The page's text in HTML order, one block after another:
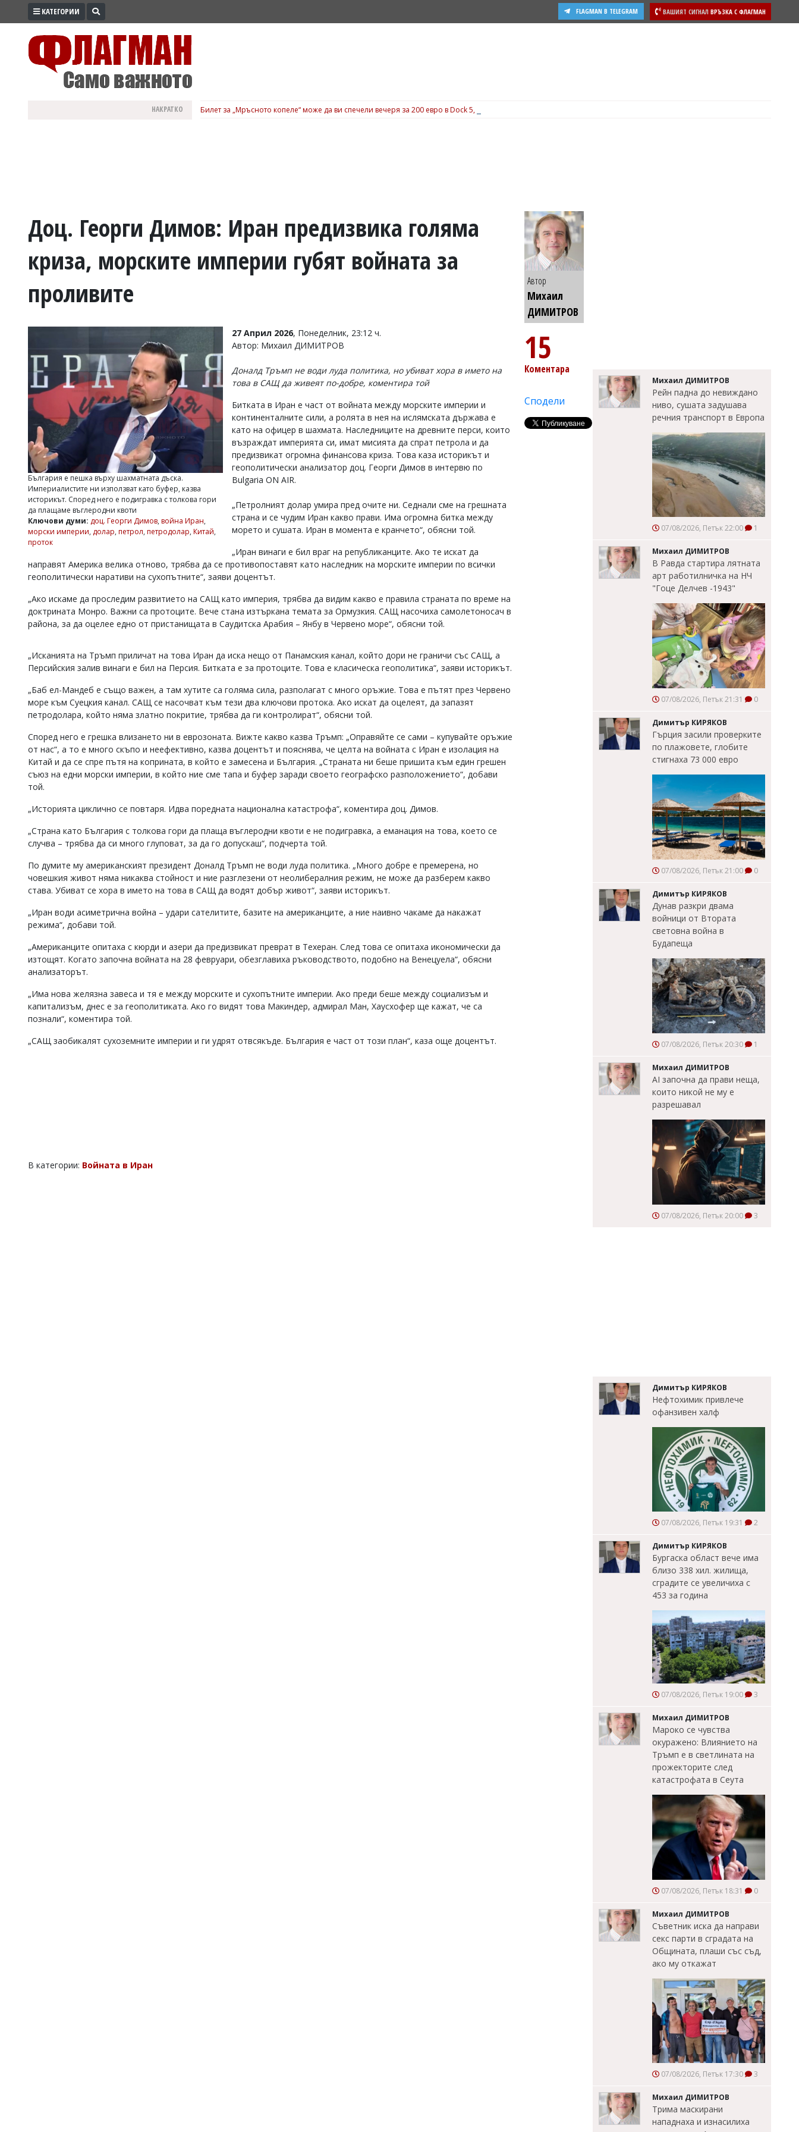
ПРОМО
ВОЙНАТА
УКРАЙНА
РАЗСЛЕДВАНЕ
БИЗНЕС
Управители:
Веселин
Василев,
v.vasilev@flagman.bg
Касабова,
k.kassabova@flagman.bg
Главен
редактор:
office@flagman.bg
Коментарите
статиите
читателите
редакцията
отговорност
откриете
обиден
коментар,
сигнализирайте
КАТЕГОРИИ ВАШИЯТ СИГНАЛ ВРЪЗКА С ФЛАГМАН
FLAGMAN В TELEGRAM
НАКРАТКО Билет за „Мръсното копеле“ може да ви спечели вечеря за 200 евро в Dock 5, вижте подробности
Доц. Георги Димов: Иран предизвика голяма
криза, морските империи губят войната за
проливите
България е пешка върху шахматната дъска.
Империалистите ни използват като буфер, казва
историкът. Според него е подигравка с толкова гори
да плащаме въглеродни квоти
Ключови думи: доц. Георги Димов, война Иран,
морски империи, долар, петрол, петродолар, Китай,
проток
27 Април 2026, Понеделник, 23:12 ч.
Автор: Михаил ДИМИТРОВ
Доналд Тръмп не води луда политика, но убиват хора в името на
това в САЩ да живеят по-добре, коментира той
Битката в Иран е част от войната между морските империи и
континенталните сили, а ролята в нея на ислямската държава е
като на офицер в шахмата. Наследниците на древните перси, които
възраждат империята си, имат мисията да спрат петрола и да
предизвикат огромна финансова криза. Това каза историкът и
геополитически анализатор доц. Георги Димов в интервю по
Bulgaria ON AIR.
„Петролният долар умира пред очите ни. Седнали сме на грешната
страна и се чудим Иран какво прави. Има огромна битка между
морето и сушата. Иран в момента е кранчето“, обясни той.
„Иран винаги е бил враг на републиканците. Ако те искат да
направят Америка велика отново, трябва да се противопоставят като наследник на морските империи по всички
геополитически наративи на сухопътните“, заяви доцентът.
„Ако искаме да проследим развитието на САЩ като империя, трябва да видим какво е правила страната по време на
доктрината Монро. Важни са протоците. Вече стана изтъркана темата за Ормузкия. САЩ насочиха самолетоносач в
района, за да оцелее едно от пристанищата в Саудитска Арабия – Янбу в Червено море“, обясни той.
„Исканията на Тръмп приличат на това Иран да иска нещо от Панамския канал, който дори не граничи със САЩ, а
Персийския залив винаги е бил на Персия. Битката е за протоците. Това е класическа геополитика“, заяви историкът.
„Баб ел-Мандеб е също важен, а там хутите са голяма сила, разполагат с много оръжие. Това е пътят през Червено
море към Суецкия канал. САЩ се насочват към тези два ключови протока. Ако искат да оцелеят, да запазят
петродолара, който няма златно покритие, трябва да ги контролират“, обясни той.
Според него е грешка влизането ни в еврозоната. Вижте какво казва Тръмп: „Оправяйте се сами – купувайте оръжие
от нас“, а то е много скъпо и неефективно, казва доцентът и пояснява, че целта на войната с Иран е изолация на
Китай и да се спре пътя на коприната, в който е замесена и България. „Страната ни беше пришита към един грешен
съюз на едни морски империи, в който ние сме тапа и буфер заради своето географско разположението“, добави
той.
„Историята циклично се повтаря. Идва поредната национална катастрофа“, коментира доц. Димов.
„Страна като България с толкова гори да плаща въглеродни квоти е не подигравка, а еманация на това, което се
случва – трябва да си много глуповат, за да го допускаш“, подчерта той.
По думите му американският президент Доналд Тръмп не води луда политика. „Много добре е премерена, но
човешкия живот няма никаква стойност и ние разглезени от неолибералния режим, не може да разберем какво
става. Убиват се хора в името на това в САЩ да водят добър живот“, заяви историкът.
„Иран води асиметрична война – удари сателитите, базите на американците, а ние наивно чакаме да накажат
режима“, добави той.
„Американците опитаха с кюрди и азери да предизвикат преврат в Техеран. След това се опитаха икономически да
изтощят. Когато започна войната на 28 февруари, обезглавиха ръководството, подобно на Венецуела“, обясни
анализаторът.
„Има нова желязна завеса и тя е между морските и сухопътните империи. Ако преди беше между социализъм и
капитализъм, днес е за геополитиката. Ако го видят това Макиндер, адмирал Ман, Хаусхофер ще кажат, че са
познали“, коментира той.
„САЩ заобикалят сухоземните империи и ги удрят отвсякъде. България е част от този план“, каза още доцентът.
В категории: Войната в Иран
Автор
Михаил
ДИМИТРОВ
15
Коментара
Сподели
Михаил ДИМИТРОВ
Рейн падна до невиждано
ниво, сушата задушава
речния транспорт в Европа
07/08/2026, Петък 22:00 1
Михаил ДИМИТРОВ
В Равда стартира лятната
арт работилничка на НЧ
"Гоце Делчев -1943"
07/08/2026, Петък 21:31 0
Димитър КИРЯКОВ
Гърция засили проверките
по плажовете, глобите
стигнаха 73 000 евро
07/08/2026, Петък 21:00 0
Димитър КИРЯКОВ
Дунав разкри двама
войници от Втората
световна война в
Будапеща
07/08/2026, Петък 20:30 1
Михаил ДИМИТРОВ
AI започна да прави неща,
които никой не му е
разрешавал
07/08/2026, Петък 20:00 3
Димитър КИРЯКОВ
Нефтохимик привлече
офанзивен халф
07/08/2026, Петък 19:31 2
Димитър КИРЯКОВ
Бургаска област вече има
близо 338 хил. жилища,
сградите се увеличиха с
453 за година
07/08/2026, Петък 19:00 3
Михаил ДИМИТРОВ
Мароко се чувства
окуражено: Влиянието на
Тръмп е в светлината на
прожекторите след
катастрофата в Сеута
07/08/2026, Петък 18:31 0
Михаил ДИМИТРОВ
Съветник иска да направи
секс парти в сградата на
Общината, плаши със съд,
ако му откажат
07/08/2026, Петък 17:30 3
Михаил ДИМИТРОВ
Трима маскирани
нападнаха и изнасилиха